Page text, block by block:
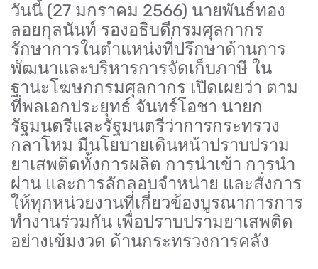
วันนี้ (27 มกราคม 2566) นายพันธ์ทอง
ลอยกุลนันท์ รองอธิบดีกรมศุลกากร
รักษาการในตำแหน่งที่ปรึกษาด้านการ
พัฒนาและบริหารการจัดเก็บภาษี ใน
ฐานะโฆษกกรมศุลกากร เปิดเผยว่า ตาม
ที่พลเอกประยุทธ์ จันทร์โอชา นายก
รัฐมนตรีและรัฐมนตรีว่าการกระทรวง
กลาโหม มีนโยบายเดินหน้าปราบปราม
ยาเสพติดทั้งการผลิต การนำเข้า การนำ
ผ่าน และการลักลอบจำหน่าย และสั่งการ
ให้ทุกหน่วยงานที่เกี่ยวข้องบูรณาการการ
ทำงานร่วมกัน เพื่อปราบปรามยาเสพติด
อย่างเข้มงวด ด้านกระทรวงการคลัง